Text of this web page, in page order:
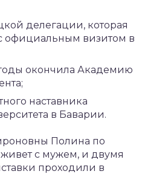
делегации, которая
официальным визитом в
окончила Академию
наставника
в Баварии.
Полина по
с мужем, и двумя
проходили в